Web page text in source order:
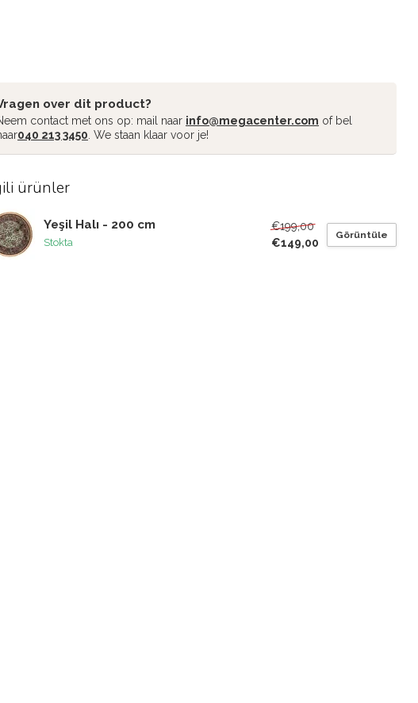
over dit product?
contact met ons op: mail naar info@megacenter.com of bel
040 213 3450 . We staan klaar voor je!
ürünler
Yeşil Halı - 200 cm
Stokta
€199,00
€149,00
Görüntüle